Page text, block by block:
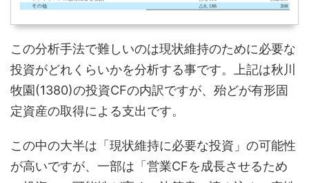
この分析手法で難しいのは現状維持のために必要な
投資がどれくらいかを分析する事です。上記は秋川
牧園(1380)の投資CFの内訳ですが、殆どが有形固
定資産の取得による支出です。
この中の大半は「現状維持に必要な投資」の可能性
が高いですが、一部は「営業CFを成長させるため